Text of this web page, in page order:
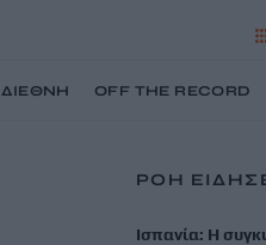
ΔΙΕΘΝΗ OFF THE RECORD
ΡΟΗ
Ισπανία: Η